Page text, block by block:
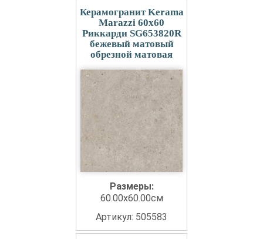
Керамогранит Kerama
Marazzi 60x60
Риккарди SG653820R
бежевый матовый
обрезной матовая
Размеры:
60.00x60.00см
Артикул: 505583